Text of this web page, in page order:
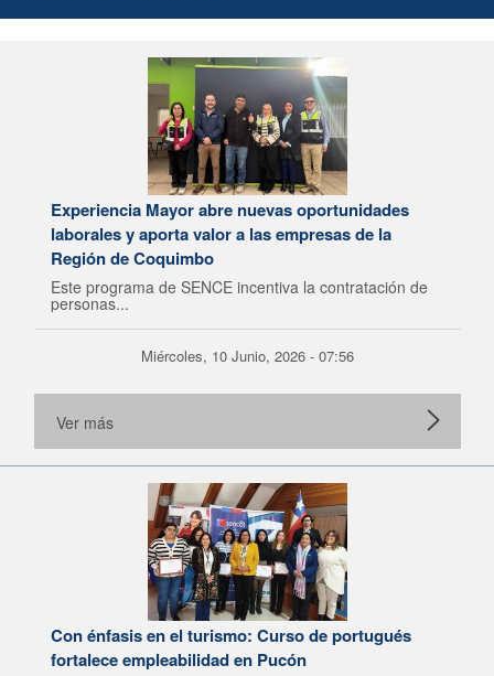
Experiencia Mayor abre nuevas oportunidades
laborales y aporta valor a las empresas de la
Región de Coquimbo
Este programa de SENCE incentiva la contratación de
personas...
Miércoles, 10 Junio, 2026 - 07:56
Ver más
Con énfasis en el turismo: Curso de portugués
fortalece empleabilidad en Pucón